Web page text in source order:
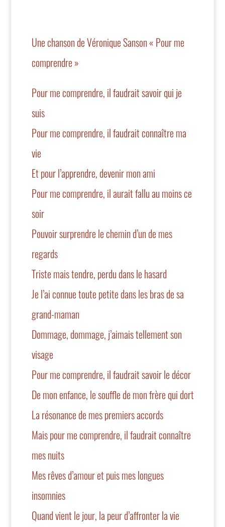
Une chanson de Véronique Sanson « Pour me
comprendre »
Pour me comprendre, il faudrait savoir qui je
suis
Pour me comprendre, il faudrait connaître ma
vie
Et pour l’apprendre, devenir mon ami
Pour me comprendre, il aurait fallu au moins ce
soir
Pouvoir surprendre le chemin d’un de mes
regards
Triste mais tendre, perdu dans le hasard
Je l’ai connue toute petite dans les bras de sa
grand-maman
Dommage, dommage, j’aimais tellement son
visage
Pour me comprendre, il faudrait savoir le décor
De mon enfance, le souffle de mon frère qui dort
La résonance de mes premiers accords
Mais pour me comprendre, il faudrait connaître
mes nuits
Mes rêves d’amour et puis mes longues
insomnies
Quand vient le jour, la peur d’affronter la vie